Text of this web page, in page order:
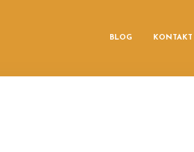
BLOG KONTAKT